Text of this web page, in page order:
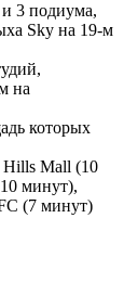
3 подиума,
Sky на 19-м
на
которых
Hills Mall (10
минут),
(7 минут)